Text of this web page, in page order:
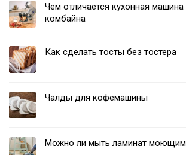
Чем отличается кухонная машина
комбайна
Как сделать тосты без тостера
Чалды для кофемашины
Можно ли мыть ламинат